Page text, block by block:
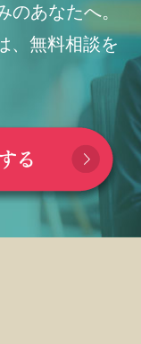
あなたへ。
、無料相談を